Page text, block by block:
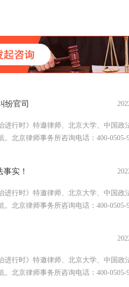
纷官司
进行时》特邀律师、北京大学、中国政
北京律师事务所咨询电话：400-0505-
实！
进行时》特邀律师、北京大学、中国政
北京律师事务所咨询电话：400-0505-
行时》特邀律师、北京大学、中国政
北京律师事务所咨询电话：400-0505-